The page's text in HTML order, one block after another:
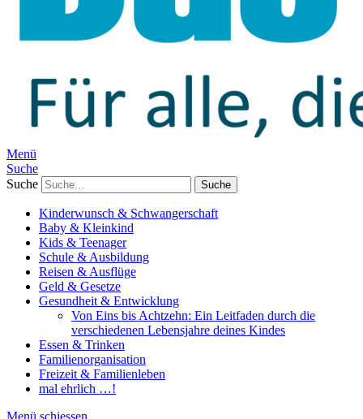
Menü
Suche
Suche
Kinderwunsch & Schwangerschaft
Baby & Kleinkind
Kids & Teenager
Schule & Ausbildung
Reisen & Ausflüge
Geld & Gesetze
Gesundheit & Entwicklung
Von Eins bis Achtzehn: Ein Leitfaden durch die
verschiedenen Lebensjahre deines Kindes
Essen & Trinken
Familienorganisation
Freizeit & Familienleben
mal ehrlich …!
Menü schiessen